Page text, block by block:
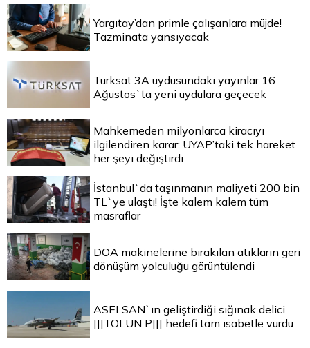
Yargıtay’dan primle çalışanlara müjde!
Tazminata yansıyacak
Türksat 3A uydusundaki yayınlar 16
Ağustos`ta yeni uydulara geçecek
Mahkemeden milyonlarca kiracıyı
ilgilendiren karar: UYAP’taki tek hareket
her şeyi değiştirdi
İstanbul`da taşınmanın maliyeti 200 bin
TL`ye ulaştı! İşte kalem kalem tüm
masraflar
DOA makinelerine bırakılan atıkların geri
dönüşüm yolculuğu görüntülendi
ASELSAN`ın geliştirdiği sığınak delici
|||TOLUN P||| hedefi tam isabetle vurdu